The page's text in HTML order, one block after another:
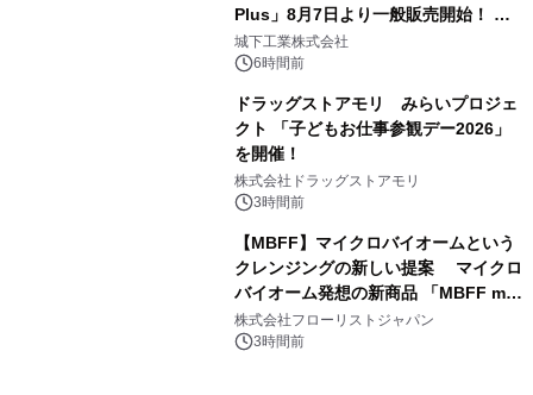
Plus」8月7日より一般販売開始！ ケ
ーブル1本つなぐだけ、テレビの音が
ぐっと豊かに
城下工業株式会社
6時間前
ドラッグストアモリ みらいプロジェ
クト 「子どもお仕事参観デー2026」
を開催！
株式会社ドラッグストアモリ
3時間前
【MBFF】マイクロバイオームという
クレンジングの新しい提案 マイクロ
バイオーム発想の新商品 「MBFF mb
クレンジングPRO」を2026年8月6日
発売
株式会社フローリストジャパン
3時間前